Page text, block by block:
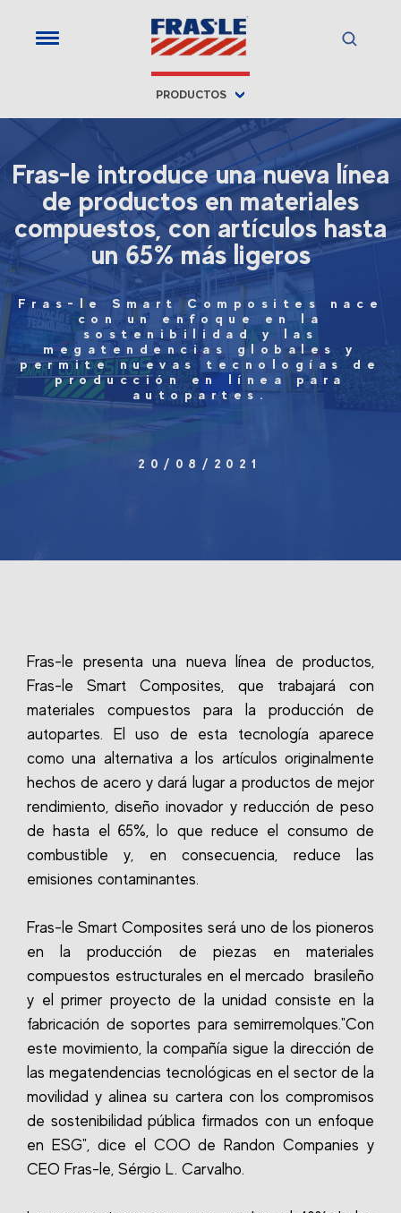
PRODUCTOS
Fras-le introduce una nueva línea
de productos en materiales
compuestos, con artículos hasta
un 65% más ligeros
Fras-le Smart Composites nace
con un enfoque en la
sostenibilidad y las
megatendencias globales y
permite nuevas tecnologías de
producción en línea para
autopartes.
20/08/2021
Fras-le presenta una nueva línea de productos,
Fras-le Smart Composites, que trabajará con
materiales compuestos para la producción de
autopartes. El uso de esta tecnología aparece
como una alternativa a los artículos originalmente
hechos de acero y dará lugar a productos de mejor
rendimiento, diseño inovador y reducción de peso
de hasta el 65%, lo que reduce el consumo de
combustible y, en consecuencia, reduce las
emisiones contaminantes.
Fras-le Smart Composites será uno de los pioneros
en la producción de piezas en materiales
compuestos estructurales en el mercado brasileño
y el primer proyecto de la unidad consiste en la
fabricación de soportes para semirremolques."Con
este movimiento, la compañía sigue la dirección de
las megatendencias tecnológicas en el sector de la
movilidad y alinea su cartera con los compromisos
de sostenibilidad pública firmados con un enfoque
en ESG", dice el COO de Randon Companies y
CEO Fras-le, Sérgio L. Carvalho.